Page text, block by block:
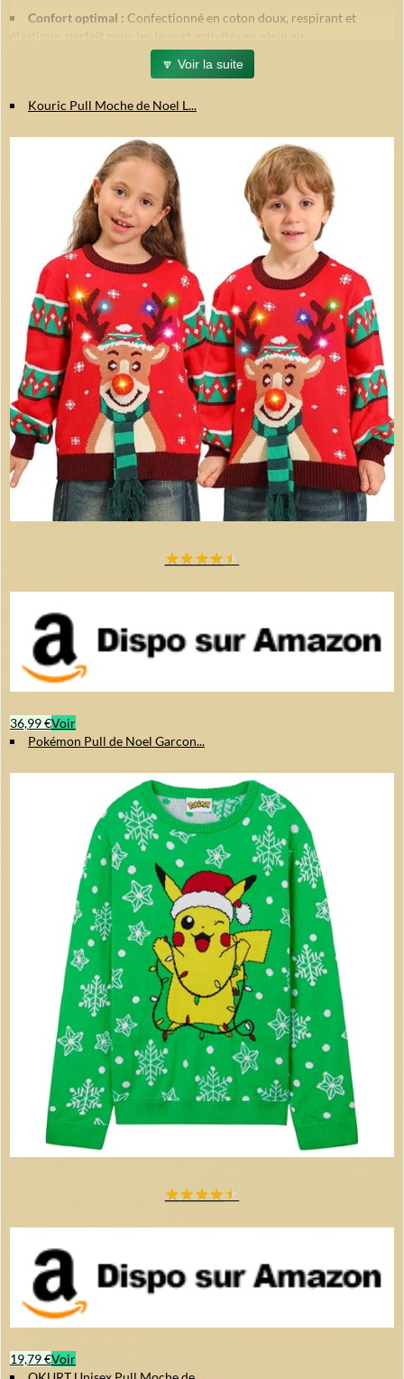
Confort optimal : Confectionné en coton doux, respirant et
élastique, parfait pour les jeux et activités en plein air.
Motifs brodés de Père Noël, renne, voiture
et tracteur pour une touche de magie de Noël.
rétrécit pas et ne bouloche pas après plusieurs lavages.
enfilage simple et confortable tout au long des saisons.
Tailles adaptées :Convient aux enfants de 2 à 7 ans
(recommandation : choisir une taille au-dessus si l'enfant est plus
grand ou costaud).
Conseils d'entretien :
Lavage en machine recommandé pour conserver la qualité.
Séchage à basse température pour préserver les couleurs et les
motifs.
En résumé :Ce sweatshirt bleu marine est parfait pour accompagner
votre enfant durant les fêtes de Noël comme au quotidien, en alliant
style, confort et robustesse.
🔽 Voir la suite
Kouric Pull Moche de Noel L...
★★★★★
36,99 €Voir
Pokémon Pull de Noel Garcon...
★★★★★
19,79 €Voir